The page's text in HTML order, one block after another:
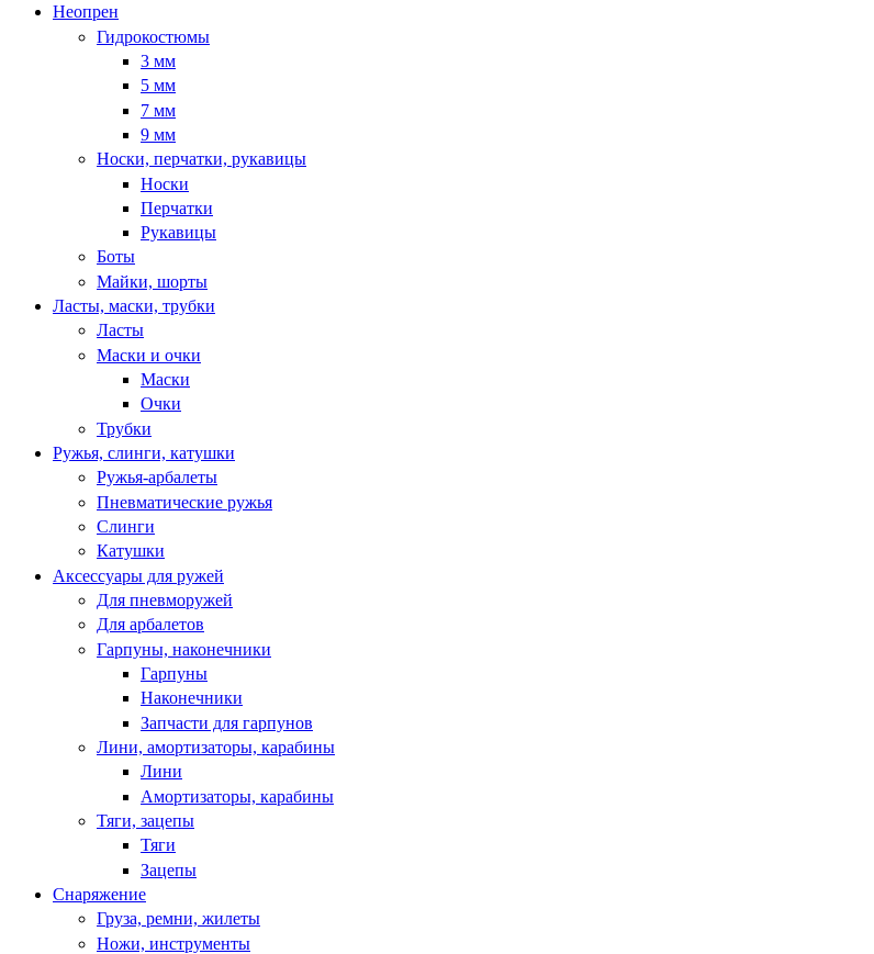
Неопрен
Гидрокостюмы
3 мм
5 мм
7 мм
9 мм
Носки, перчатки, рукавицы
Носки
Перчатки
Рукавицы
Боты
Майки, шорты
Ласты, маски, трубки
Ласты
Маски и очки
Маски
Очки
Трубки
Ружья, слинги, катушки
Ружья-арбалеты
Пневматические ружья
Слинги
Катушки
Аксессуары для ружей
Для пневморужей
Для арбалетов
Гарпуны, наконечники
Гарпуны
Наконечники
Запчасти для гарпунов
Лини, амортизаторы, карабины
Лини
Амортизаторы, карабины
Тяги, зацепы
Тяги
Зацепы
Снаряжение
Груза, ремни, жилеты
Ножи, инструменты